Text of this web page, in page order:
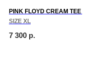
PINK FLOYD CREAM TEE
SIZE XL
7 300 р.